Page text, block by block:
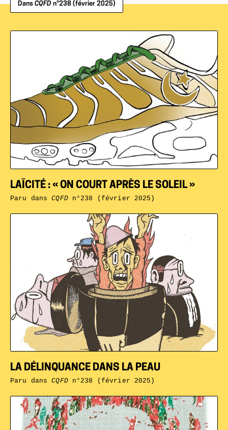
Dans CQFD n°238 (février 2025)
LA DÉLINQUANCE DANS LA PEAU
Paru dansCQFDn°238 (février 2025)
LAÏCITÉ : « ON COURT APRÈS LE SOLEIL »
Paru dansCQFDn°238 (février 2025)